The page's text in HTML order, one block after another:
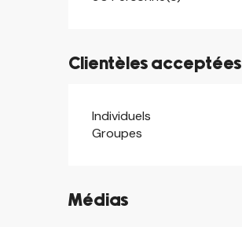
Clientèles acceptées
Individuels
Groupes
Médias
©